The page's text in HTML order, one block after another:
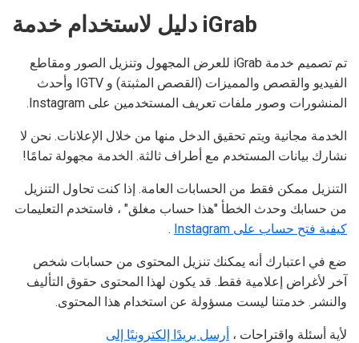
دليل لاستخدام خدمة iGrab
تم تصميم خدمة iGrab للعرض المجهول وتنزيل الصور ومقاطع
الفيديو والقصص والمميزات (القصص المثبتة) و IGTV وأحدث
المنشورات وصور ملفات تعريف المستخدمين على Instagram.
الخدمة مجانية ويتم تحقيق الدخل منها من خلال الإعلانات. نحن لا
نشارك بيانات المستخدم مع أطراف ثالثة. الخدمة مجهولة تمامًا!
التنزيل ممكن فقط من الحسابات العامة. إذا كنت تحاول التنزيل
من حسابك وحدث الخطأ "هذا حساب مغلق" ، فاستخدم التعليمات
كيفية فتح حساب على Instagram
.
ضع في اعتبارك أنه يمكنك تنزيل المحتوى من حسابات شخص
آخر لأغراض إعلامية فقط. قد يكون لهذا المحتوى حقوق التأليف
والنشر. خدمتنا ليست مسؤولة عن استخدام هذا المحتوى.
لأية أسئلة واقتراحات ، أرسل بريدًا إلكترونيًا إلى